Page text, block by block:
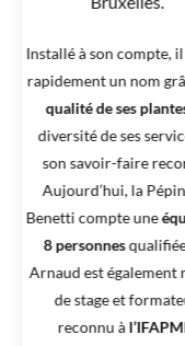
Installé à son
rapidement un nom
qualité de ses
diversité de ses
son savoir-faire
Aujourd’hui, la
Benetti compte une
8 personnes
Arnaud est
de stage et
reconnu à